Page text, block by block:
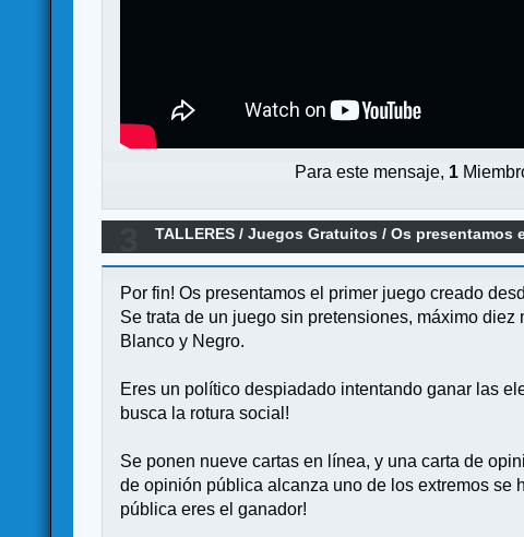
Para este mensaje, 1
TALLERES /Juegos Gratuitos/Os presentamos
Por fin! Os presentamos el primer juego creado
Se trata de un juego sin pretensiones, máximo
Blanco y Negro.
Eres un político despiadado intentando ganar las
busca la rotura social!
Se ponen nueve cartas en línea, y una carta de
de opinión pública alcanza uno de los extremos se
pública eres el ganador!